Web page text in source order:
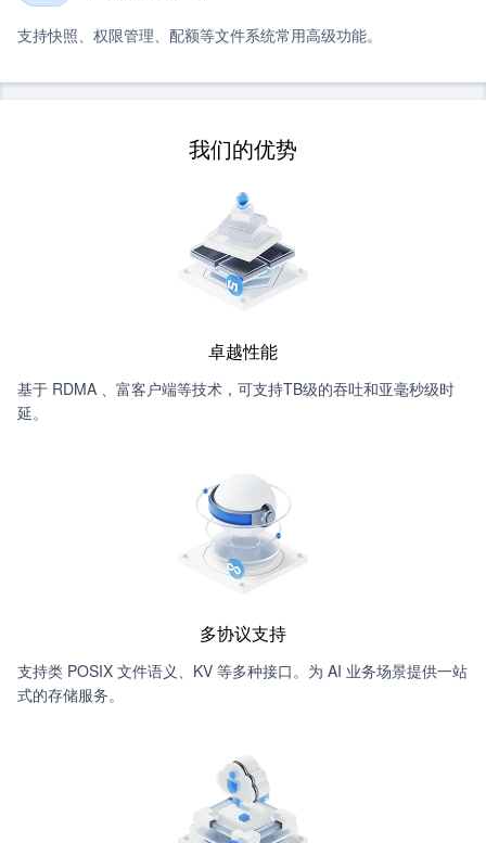
支持快照、权限管理、配额等文件系统常用高级功能。
我们的优势
卓越性能
基于 RDMA 、富客户端等技术，可支持TB级的吞吐和亚毫秒级时
延。
多协议支持
支持类 POSIX 文件语义、KV 等多种接口。为 AI 业务场景提供一站
式的存储服务。